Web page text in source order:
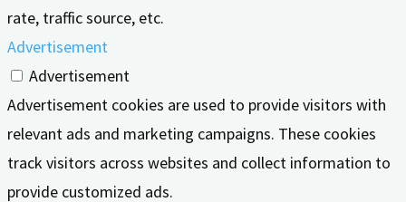
rate, traffic source, etc.
Advertisement
Advertisement
Advertisement cookies are used to provide visitors with
relevant ads and marketing campaigns. These cookies
track visitors across websites and collect information to
provide customized ads.